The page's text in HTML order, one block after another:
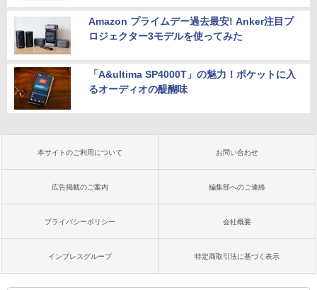
Amazon プライムデー過去最安! Anker注目プ
ロジェクター3モデルを使ってみた
「A&ultima SP4000T」の魅力！ポケットに入
るオーディオの醍醐味
本サイトのご利用について お問い合わせ
広告掲載のご案内 編集部へのご連絡
プライバシーポリシー 会社概要
インプレスグループ 特定商取引法に基づく表示